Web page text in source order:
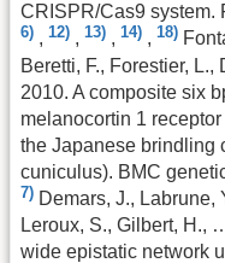
CRISPR/Cas9 system.
6) , 12) , 13) , 14) , 18)
Beretti, F., Forestier,
2010. A composite six
melanocortin 1
the Japanese brindling
cuniculus). BMC
7) Demars, J., Labrune,
Leroux, S., Gilbert, H.,
wide epistatic network